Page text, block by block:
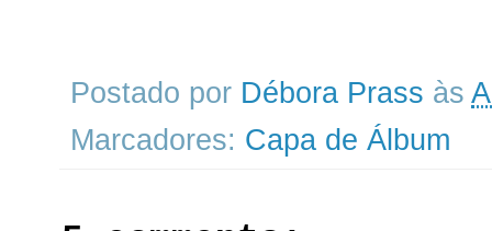
Postado por Débora Prass às
Marcadores: Capa de Álbum